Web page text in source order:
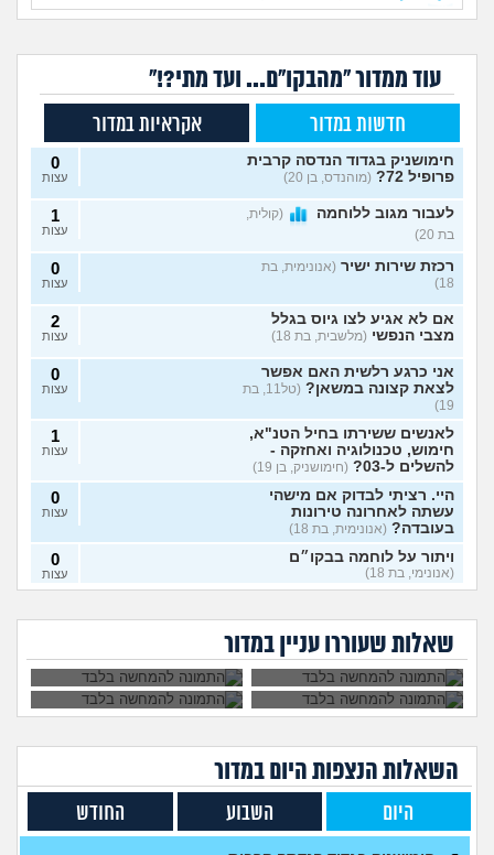
עוד ממדור "מהבקו"ם... ועד מתי?!"
חדשות במדור אקראיות במדור
חימושניק בגדוד הנדסה קרבית
פרופיל 72?
(מוהנדס, בן 20)
0
עצות
לעבור מגוב ללוחמה
(קולית,
בת 20)
1
עצות
רכזת שירות ישיר (אנונימית, בת
18)
0
עצות
אם לא אגיע לצו גיוס בגלל
מצבי הנפשי (מלשבית, בת 18)
2
עצות
אני כרגע רלשית האם אפשר
לצאת קצונה במשאן?
(טל11, בת
19)
0
עצות
לאנשים ששירתו בחיל הטנ"א,
חימוש, טכנולוגיה ואחזקה -
להשלים ל-03?
(חימושניק, בן 19)
1
עצות
היי. רציתי לבדוק אם מישהי
עשתה לאחרונה טירונות
בעובדה? (אנונימית, בת 18)
0
עצות
ויתור על לוחמה בבקו״ם
(אנונימי, בת 18)
0
עצות
עושים אחרי?
לצאת מהצבא על נפשי (יוני, בן
19)
5
מיוני אשכול התעופה (ככככ, בן
0
מה דעתכם על מסלול מודאל
בחיל המודיעין? (צגצגצג, בן 18) עצות
צה"ל מכחיש החזרת ציוד א
בזמן שהחזרתי, וההשלכות
עצות
שאלות שעוררו עניין במדור
אני רוצה להתגייס
ימנעו לצאת איתי?
השתחררתי מהצבא
ומתחרטת, אפשר
לחזור לשרת?
החיסונים בבקום, אני
יכולה לוותר?
צבא?
השאלות הנצפות היוםבמדור
היום השבוע החודש